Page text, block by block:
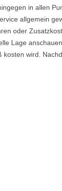
in allen
allgemein
oder
Lage
kosten wird.